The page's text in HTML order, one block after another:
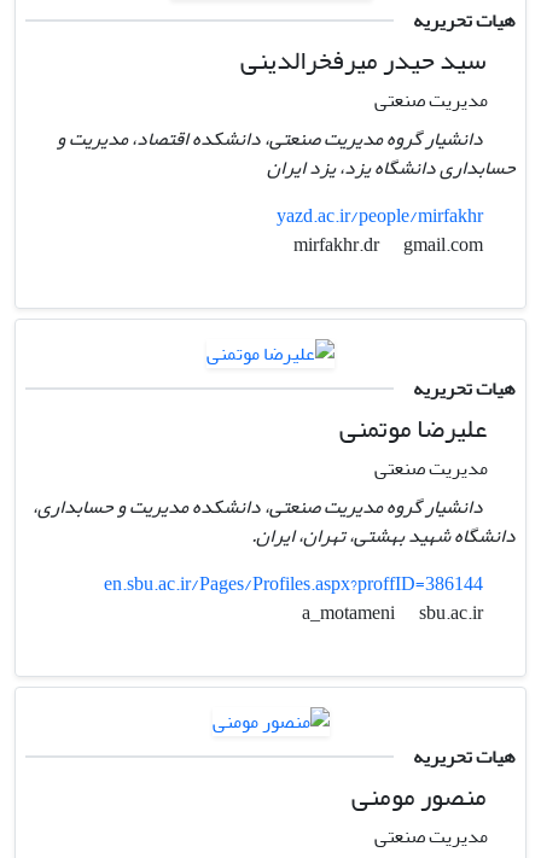
هیات تحریریه
سید حیدر میرفخرالدینی
مدیریت صنعتی
دانشیار گروه مدیریت صنعتی، دانشکده اقتصاد، مدیریت و
حسابداری دانشگاه یزد، یزد ایران
yazd.ac.ir/people/mirfakhr
gmail.com
هیات تحریریه
علیرضا موتمنی
مدیریت صنعتی
دانشیار گروه مدیریت صنعتی، دانشکده مدیریت و حسابداری،
دانشگاه شهید بهشتی، تهران، ایران.
en.sbu.ac.ir/Pages/Profiles.aspx?proffID=386144
a_motameni
sbu.ac.ir
هیات تحریریه
منصور مومنی
مدیریت صنعتی